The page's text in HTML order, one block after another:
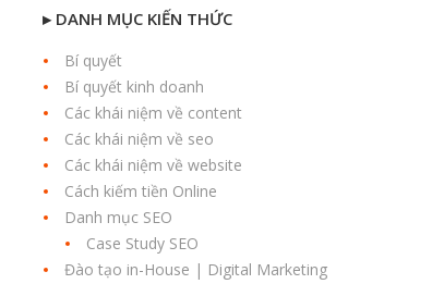
▸ DANH MỤC KIẾN THỨC
Bí quyết
Bí quyết kinh doanh
Các khái niệm về content
Các khái niệm về seo
Các khái niệm về website
Cách kiếm tiền Online
Danh mục SEO
Case Study SEO
Đào tạo in-House | Digital Marketing